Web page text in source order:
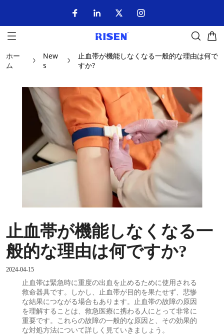
ホー
ム
New
s
止血帯が機能しなくなる一般的な理由は何で
すか?
止血帯が機能しなくなる一
般的な理由は何ですか?
2024-04-15
止血帯は緊急時に重度の出血を止めるために使用される
救命器具です。しかし、止血帯が目的を果たせず、悲惨
な結果につながる場合もあります。止血帯の故障の原因
を理解することは、救急医療に携わる人にとって非常に
重要です。これらの故障の一般的な原因と、その効果的
な対処方法について詳しく見ていきましょう。